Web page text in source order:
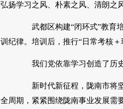
弘扬学习之风、朴素之风、清朗之风
武都区构建“闭环式”教育培
训纪律。培训后，推行“日常考核
我们党依靠学习创造了历史
新时代新征程，陇南市将坚
全周期，紧紧围绕陇南事业发展需